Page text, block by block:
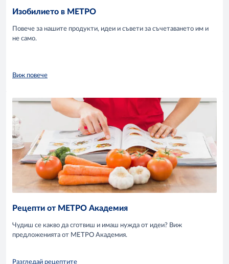
Изобилието в МЕТРО
Повече за нашите продукти, идеи и съвети за съчетаването им и
не само.
Виж повече
Рецепти от МЕТРО Академия
Чудиш се какво да сготвиш и имаш нужда от идеи? Виж
предложенията от МЕТРО Академия.
Разгледай рецептите